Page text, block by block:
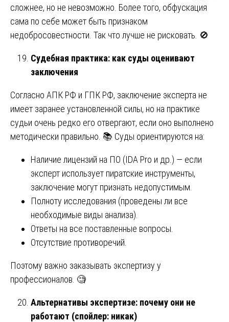
сложнее, но не невозможно. Более того, обфускация
сама по себе может быть признаком
недобросовестности. Так что лучше не рисковать. 🚫
Судебная практика: как суды оценивают
заключения
Согласно АПК РФ и ГПК РФ, заключение эксперта не
имеет заранее установленной силы, но на практике
судьи очень редко его отвергают, если оно выполнено
методически правильно. 📚 Суды ориентируются на:
Наличие лицензий на ПО (IDA Pro и др.) — если
эксперт использует пиратские инструменты,
заключение могут признать недопустимым.
Полноту исследования (проведены ли все
необходимые виды анализа).
Ответы на все поставленные вопросы.
Отсутствие противоречий.
Поэтому важно заказывать экспертизу у
профессионалов. 🧐
Альтернативы экспертизе: почему они не
работают (спойлер: никак)